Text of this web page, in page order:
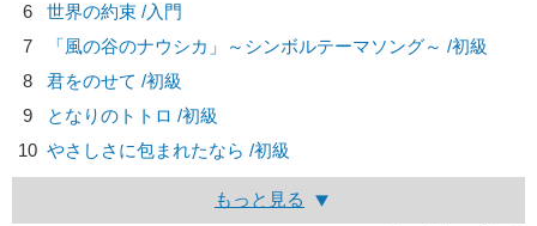
6
世界の約束 /入門
7
「風の谷のナウシカ」～シンボルテーマソング～ /初級
8
君をのせて /初級
9
となりのトトロ /初級
10 やさしさに包まれたなら /初級
もっと見る